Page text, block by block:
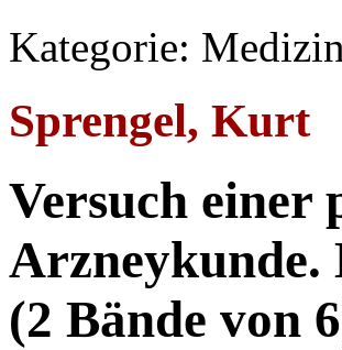
Kategorie:
Sprengel, Kurt
Versuch einer
Arzneykunde.
(2 Bände von